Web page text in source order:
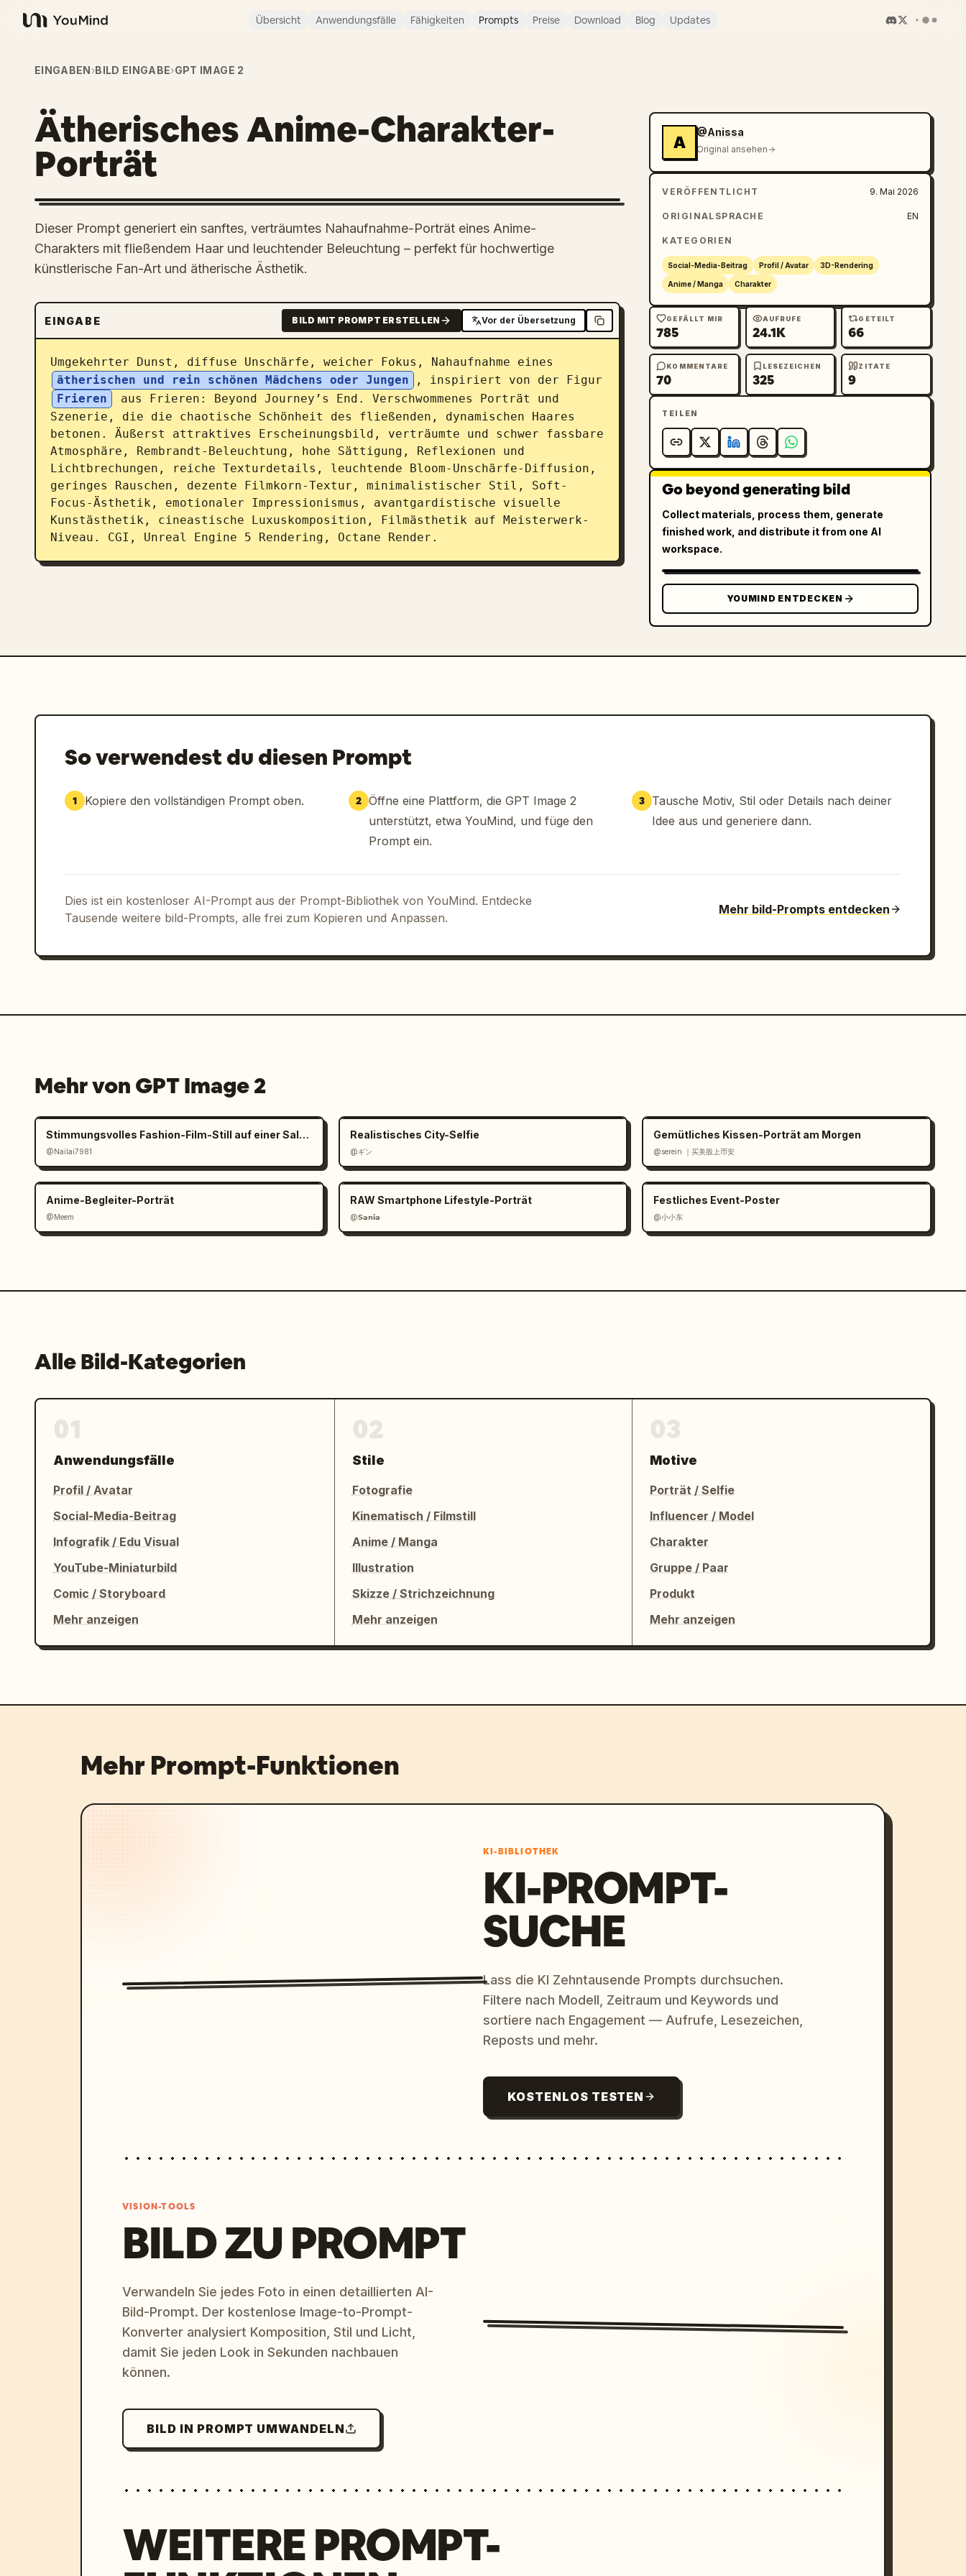
YouMind
Übersicht Anwendungsfälle Fähigkeiten Prompts Preise Download Blog Updates
EINGABEN›BILD EINGABE›GPT IMAGE 2
Ätherisches Anime-Charakter-
Porträt
Dieser Prompt generiert ein sanftes, verträumtes Nahaufnahme-Porträt eines Anime-
Charakters mit fließendem Haar und leuchtender Beleuchtung – perfekt für hochwertige
künstlerische Fan-Art und ätherische Ästhetik.
EINGABE BILD MIT PROMPT ERSTELLEN Vor der Übersetzung
Umgekehrter Dunst, diffuse Unschärfe, weicher Fokus, Nahaufnahme eines
ätherischen und rein schönen Mädchens oder Jungen
Frieren
aus Frieren: Beyond Journey’s End. Verschwommenes Porträt und
Szenerie, die die chaotische Schönheit des fließenden, dynamischen Haares
betonen. Äußerst attraktives Erscheinungsbild, verträumte und schwer fassbare
Atmosphäre, Rembrandt-Beleuchtung, hohe Sättigung, Reflexionen und
Lichtbrechungen, reiche Texturdetails, leuchtende Bloom-Unschärfe-Diffusion,
geringes Rauschen, dezente Filmkorn-Textur, minimalistischer Stil, Soft-
Focus-Ästhetik, emotionaler Impressionismus, avantgardistische visuelle
Kunstästhetik, cineastische Luxuskomposition, Filmästhetik auf Meisterwerk-
Niveau. CGI, Unreal Engine 5 Rendering, Octane Render.
A
@Anissa
Original ansehen
VERÖFFENTLICHT 9. Mai 2026
ORIGINALSPRACHE EN
KATEGORIEN
Social-Media-Beitrag Profil / Avatar 3D-Rendering
Anime / Manga Charakter
GEFÄLLT MIR
785
AUFRUFE
24.1K
GETEILT
66
KOMMENTARE
70
LESEZEICHEN
325
ZITATE
9
TEILEN
Go beyond generating bild
Collect materials, process them, generate
finished work, and distribute it from one AI
workspace.
YOUMIND ENTDECKEN
So verwendest du diesen Prompt
1 Kopiere den vollständigen Prompt oben. 2 Öffne eine Plattform, die GPT Image 2
unterstützt, etwa YouMind, und füge den
Prompt ein.
3
Tausche Motiv, Stil oder Details nach deiner
Idee aus und generiere dann.
Dies ist ein kostenloser AI-Prompt aus der Prompt-Bibliothek von YouMind. Entdecke
Tausende weitere bild-Prompts, alle frei zum Kopieren und Anpassen.
Mehr bild-Prompts entdecken
Mehr von GPT Image 2
Stimmungsvolles Fashion-Film-Still auf einer Salzpfanne
@Nailai7981
Realistisches City-Selfie
@ギン
Gemütliches Kissen-Porträt am Morgen
@serein ｜买美股上币安
Anime-Begleiter-Porträt
@Meem
RAW Smartphone Lifestyle-Porträt
@𝗦𝗮𝗻𝗶𝗮
Festliches Event-Poster
@小小东
Alle Bild-Kategorien
Anwendungsfälle
Profil / Avatar
Social-Media-Beitrag
Infografik / Edu Visual
YouTube-Miniaturbild
Comic / Storyboard
Mehr anzeigen
Stile
Fotografie
Kinematisch / Filmstill
Anime / Manga
Illustration
Skizze / Strichzeichnung
Mehr anzeigen
Motive
Porträt / Selfie
Influencer / Model
Charakter
Gruppe / Paar
Produkt
Mehr anzeigen
Mehr Prompt-Funktionen
KI-BIBLIOTHEK
KI-PROMPT-
SUCHE
Lass die KI Zehntausende Prompts durchsuchen.
Filtere nach Modell, Zeitraum und Keywords und
sortiere nach Engagement — Aufrufe, Lesezeichen,
Reposts und mehr.
KOSTENLOS TESTEN
VISION-TOOLS
BILD ZU PROMPT
Verwandeln Sie jedes Foto in einen detaillierten AI-
Bild-Prompt. Der kostenlose Image-to-Prompt-
Konverter analysiert Komposition, Stil und Licht,
damit Sie jeden Look in Sekunden nachbauen
können.
BILD IN PROMPT UMWANDELN
WEITERE PROMPT-